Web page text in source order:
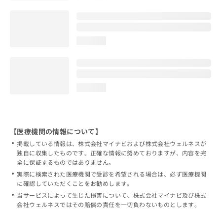
【医療機関の情報について】
掲載している情報は、株式会社マイナビおよび株式会社ウェルネスが
独自に収集したものです。正確な情報に努めておりますが、内容を完
全に保証するものではありません。
実際に検索された医療機関で受診を希望される場合は、必ず医療機関
に確認していただくことをお勧めします。
当サービスによって生じた損害について、株式会社マイナビ及び株式
会社ウェルネスではその賠償の責任を一切負わないものとします。